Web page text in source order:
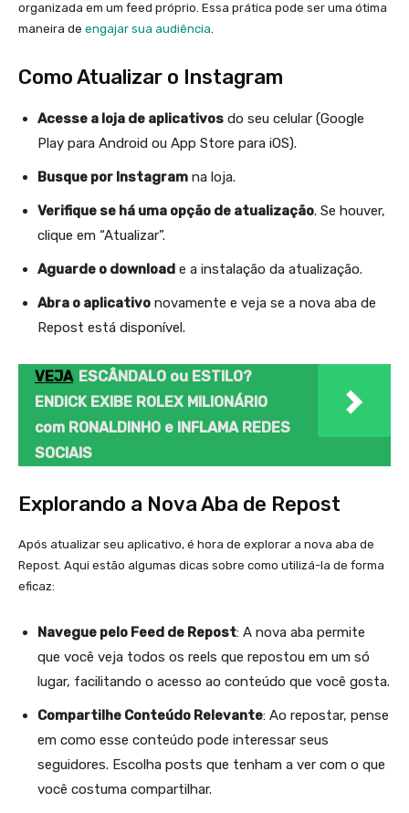
organizada em um feed próprio. Essa prática pode ser uma ótima
maneira de engajar sua audiência.
Como Atualizar o Instagram
Acesse a loja de aplicativos do seu celular (Google
Play para Android ou App Store para iOS).
Busque por Instagram na loja.
Verifique se há uma opção de atualização. Se houver,
clique em “Atualizar”.
Aguarde o download e a instalação da atualização.
Abra o aplicativo novamente e veja se a nova aba de
Repost está disponível.
VEJA ESCÂNDALO ou ESTILO?
ENDICK EXIBE ROLEX MILIONÁRIO
com RONALDINHO e INFLAMA REDES
SOCIAIS
Explorando a Nova Aba de Repost
Após atualizar seu aplicativo, é hora de explorar a nova aba de
Repost. Aqui estão algumas dicas sobre como utilizá-la de forma
eficaz:
Navegue pelo Feed de Repost: A nova aba permite
que você veja todos os reels que repostou em um só
lugar, facilitando o acesso ao conteúdo que você gosta.
Compartilhe Conteúdo Relevante: Ao repostar, pense
em como esse conteúdo pode interessar seus
seguidores. Escolha posts que tenham a ver com o que
você costuma compartilhar.